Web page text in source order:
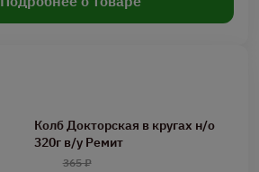
Колб Докторская в кругах н/о
320г в/у Ремит
365 ₽